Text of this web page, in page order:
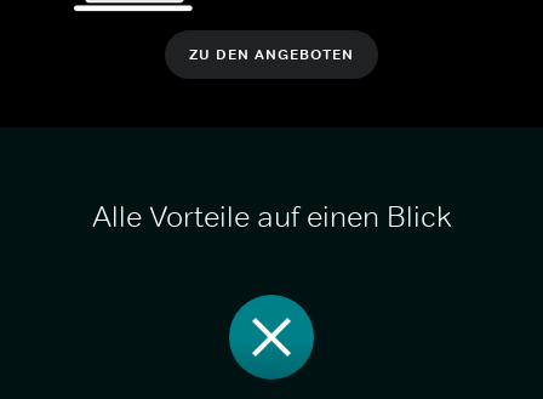
ZU DEN ANGEBOTEN
Alle Vorteile auf einen Blick